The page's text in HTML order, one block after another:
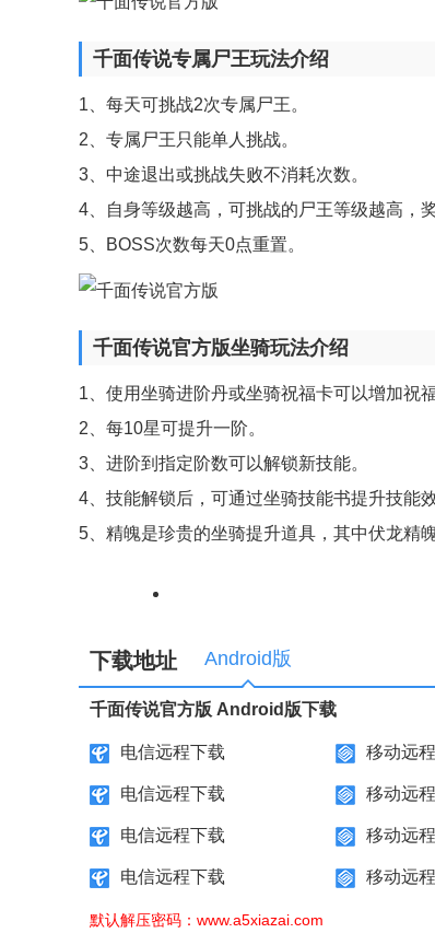
千面传说专属尸王玩法介绍
1、每天可挑战2次专属尸王。
2、专属尸王只能单人挑战。
3、中途退出或挑战失败不消耗次数。
4、自身等级越高，可挑战的尸王等级越高，奖
5、BOSS次数每天0点重置。
千面传说官方版坐骑玩法介绍
1、使用坐骑进阶丹或坐骑祝福卡可以增加祝
2、每10星可提升一阶。
3、进阶到指定阶数可以解锁新技能。
4、技能解锁后，可通过坐骑技能书提升技能效
5、精魄是珍贵的坐骑提升道具，其中伏龙精
下载地址 Android版
千面传说官方版 Android版下载
电信远程下载 移动远
电信远程下载 移动远
电信远程下载 移动远
电信远程下载 移动远
默认解压密码：www.a5xiazai.com